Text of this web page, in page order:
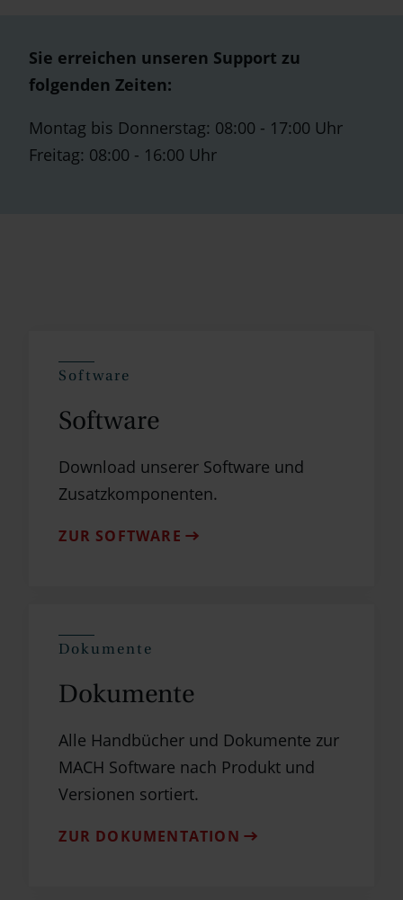
Sie erreichen unseren Support zu
folgenden Zeiten:
Montag bis Donnerstag: 08:00 - 17:00 Uhr
Freitag: 08:00 - 16:00 Uhr
Software
Software
Download unserer Software und
Zusatzkomponenten.
ZUR SOFTWARE
Dokumente
Dokumente
Alle Handbücher und Dokumente zur
MACH Software nach Produkt und
Versionen sortiert.
ZUR DOKUMENTATION